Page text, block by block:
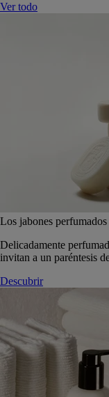
Ver todo
Los jabones perfumados
Delicadamente
invitan a un paréntesis
Descubrir